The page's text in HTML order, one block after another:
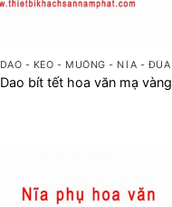
DAO - KÉO - MUỖNG - NĨA - ĐŨA
Dao bít tết hoa văn mạ vàng